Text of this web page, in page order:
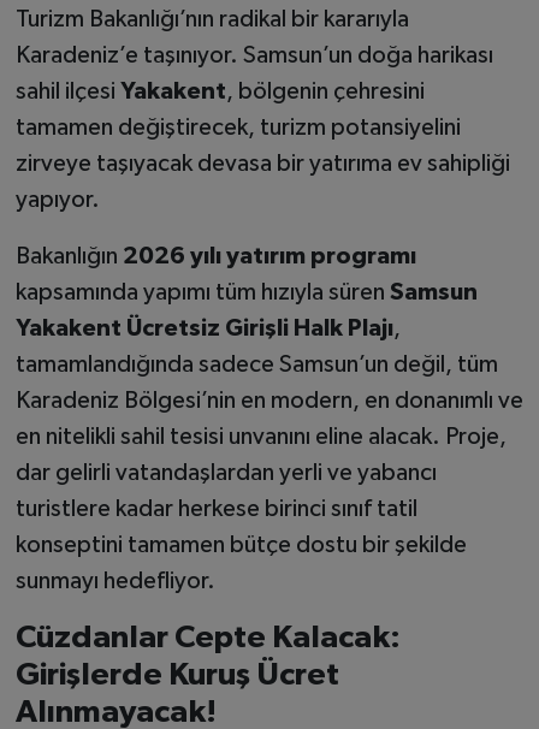
Turizm Bakanlığı’nın radikal bir kararıyla
Karadeniz’e taşınıyor. Samsun’un doğa harikası
sahil ilçesi Yakakent, bölgenin çehresini
tamamen değiştirecek, turizm potansiyelini
zirveye taşıyacak devasa bir yatırıma ev sahipliği
yapıyor.
Bakanlığın 2026 yılı yatırım programı
kapsamında yapımı tüm hızıyla süren Samsun
Yakakent Ücretsiz Girişli Halk Plajı,
tamamlandığında sadece Samsun’un değil, tüm
Karadeniz Bölgesi’nin en modern, en donanımlı ve
en nitelikli sahil tesisi unvanını eline alacak. Proje,
dar gelirli vatandaşlardan yerli ve yabancı
turistlere kadar herkese birinci sınıf tatil
konseptini tamamen bütçe dostu bir şekilde
sunmayı hedefliyor.
Cüzdanlar Cepte Kalacak:
Girişlerde Kuruş Ücret
Alınmayacak!